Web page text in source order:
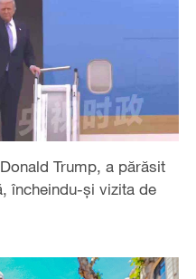
Trump, a părăsit
încheindu-și vizita de